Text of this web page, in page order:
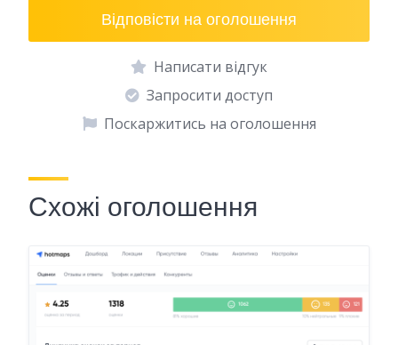
Відповісти на оголошення
Написати відгук
Запросити доступ
Поскаржитись на оголошення
Схожі оголошення